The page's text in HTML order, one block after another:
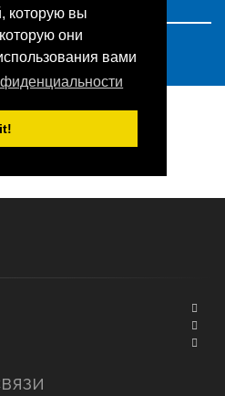
которую вы
они
вами